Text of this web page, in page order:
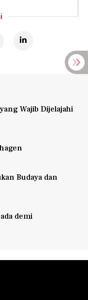
Wajib Dijelajahi
Budaya dan
demi